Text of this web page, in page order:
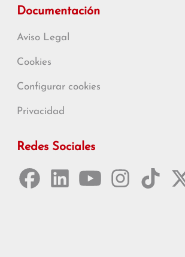
Documentación
Aviso Legal
Cookies
Configurar cookies
Privacidad
Redes Sociales